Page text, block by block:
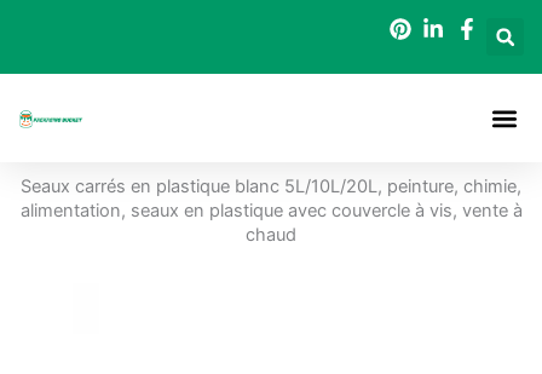
contenu
Seaux carrés en plastique blanc 5L/10L/20L, peinture, chimie,
alimentation, seaux en plastique avec couvercle à vis, vente à
chaud